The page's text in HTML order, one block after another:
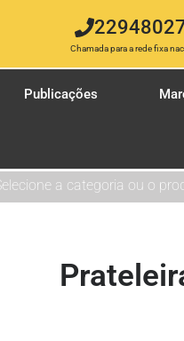
Chamada para a rede fixa
Publicações
a categoria ou o